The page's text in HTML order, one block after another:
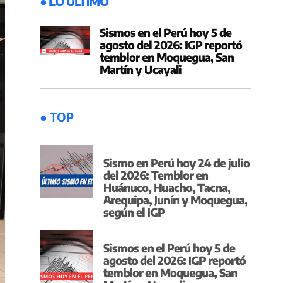
Sismos en el Perú hoy 5 de
agosto del 2026: IGP reportó
temblor en Moquegua, San
Martín y Ucayali
● TOP
Sismo en Perú hoy 24 de julio
del 2026: Temblor en
Huánuco, Huacho, Tacna,
Arequipa, Junín y Moquegua,
según el IGP
Sismos en el Perú hoy 5 de
agosto del 2026: IGP reportó
temblor en Moquegua, San